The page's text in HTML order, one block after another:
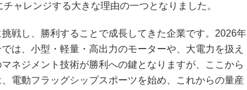
ャレンジする大きな理由の一つとなりました。
戦し、勝利することで成長してきた企業です。2026年
は、小型・軽量・高出力のモーターや、大電力を扱え
ネジメント技術が勝利への鍵となりますが、ここから
電動フラッグシップスポーツを始め、これからの量産